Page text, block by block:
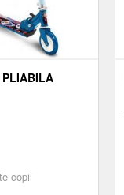
PLIABILA
copii